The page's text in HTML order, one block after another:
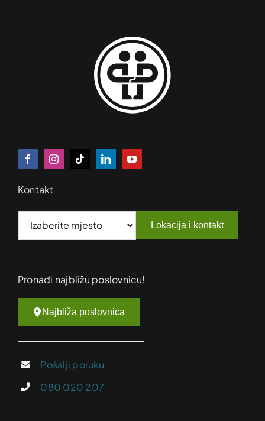
Kontakt
Lokacija i kontakt
Pronađi najbližu poslovnicu!
Najbliža poslovnica
Pošalji poruku
080 020 207